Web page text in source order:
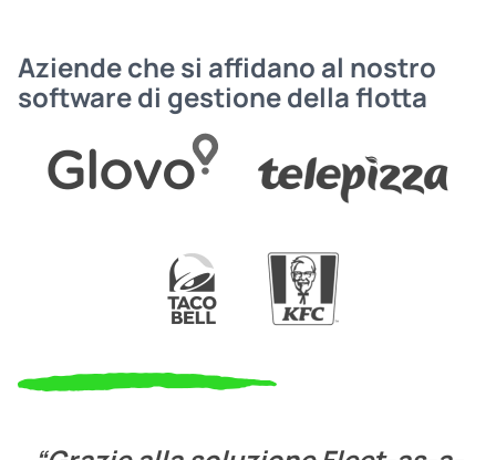
Aziende che si affidano al nostro
software di gestione della flotta